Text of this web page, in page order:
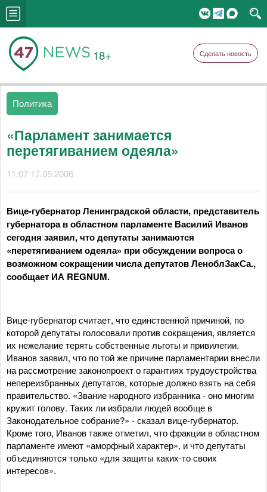
18+ Сделать новость
Политика
«Парламент занимается
перетягиванием одеяла»
11:07 17.05.2006
Вице-губернатор Ленинградской области, представитель
губернатора в областном парламенте Василий Иванов
сегодня заявил, что депутаты занимаются
«перетягиванием одеяла» при обсуждении вопроса о
возможном сокращении числа депутатов ЛеноблЗакСа.,
сообщает ИА REGNUM.
Вице-губернатор считает, что единственной причиной, по
которой депутаты голосовали против сокращения, является
их нежелание терять собственные льготы и привилегии.
Иванов заявил, что по той же причине парламентарии внесли
на рассмотрение законопроект о гарантиях трудоустройства
непереизбранных депутатов, которые должно взять на себя
правительство. «Звание народного избранника - оно многим
кружит голову. Таких ли избрали людей вообще в
Законодательное собрание?» - сказал вице-губернатор.
Кроме того, Иванов также отметил, что фракции в областном
парламенте имеют «аморфный характер», и что депутаты
объединяются только «для защиты каких-то своих
интересов».